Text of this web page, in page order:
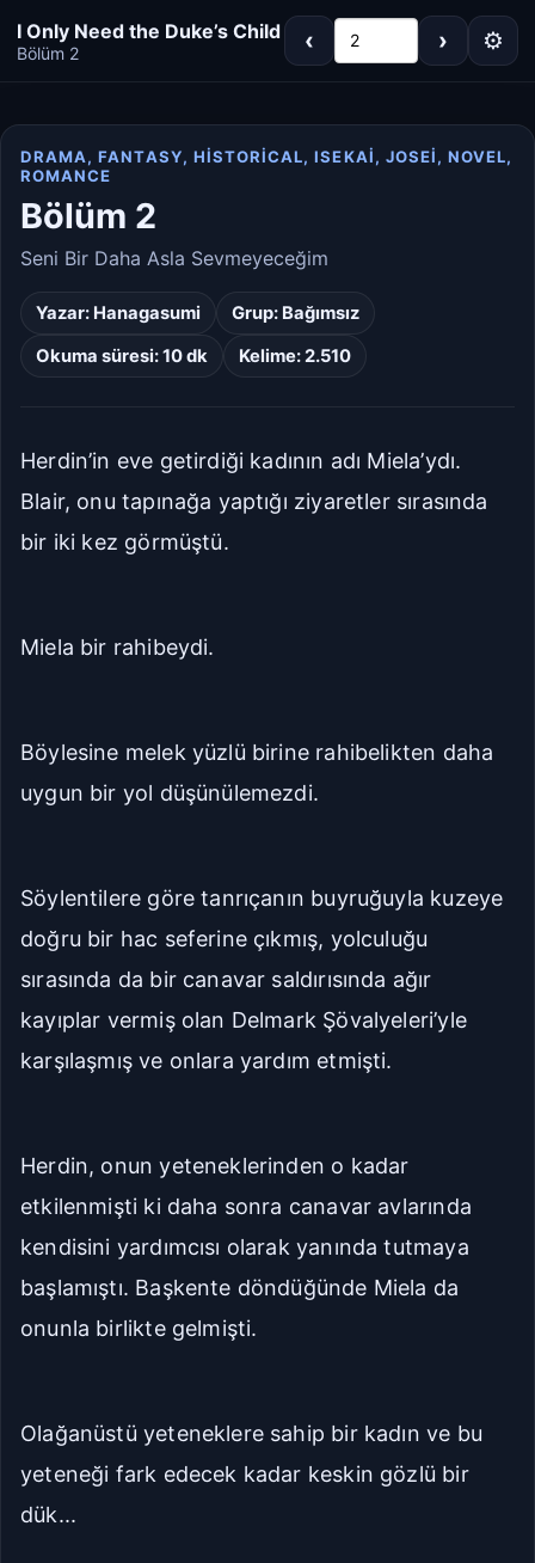
I Only Need the Duke’s Child
Bölüm 2 ‹ 2 › ⚙
Varsayılan
Dar Standart
Manuel Yazı Boyutu
Boyutu
Rahat Çok Rahat
Düz Manga-TR
Yorumlar
Bölüme Zıpla
DRAMA, FANTASY, HISTORICAL, ISEKAI, JOSEI, NOVEL,
ROMANCE
Bölüm 2
Seni Bir Daha Asla Sevmeyeceğim
Yazar: Hanagasumi Grup: Bağımsız
Okuma süresi: 10 dk
Kelime: 2.510
Herdin’in eve getirdiği kadının adı Miela’ydı.
Blair, onu tapınağa yaptığı ziyaretler sırasında
bir iki kez görmüştü.
Miela bir rahibeydi.
Böylesine melek yüzlü birine rahibelikten daha
uygun bir yol düşünülemezdi.
Söylentilere göre tanrıçanın buyruğuyla kuzeye
doğru bir hac seferine çıkmış, yolculuğu
sırasında da bir canavar saldırısında ağır
kayıplar vermiş olan Delmark Şövalyeleri’yle
karşılaşmış ve onlara yardım etmişti.
Herdin, onun yeteneklerinden o kadar
etkilenmişti ki daha sonra canavar avlarında
kendisini yardımcısı olarak yanında tutmaya
başlamıştı. Başkente döndüğünde Miela da
onunla birlikte gelmişti.
Olağanüstü yeteneklere sahip bir kadın ve bu
yeteneği fark edecek kadar keskin gözlü bir
dük...